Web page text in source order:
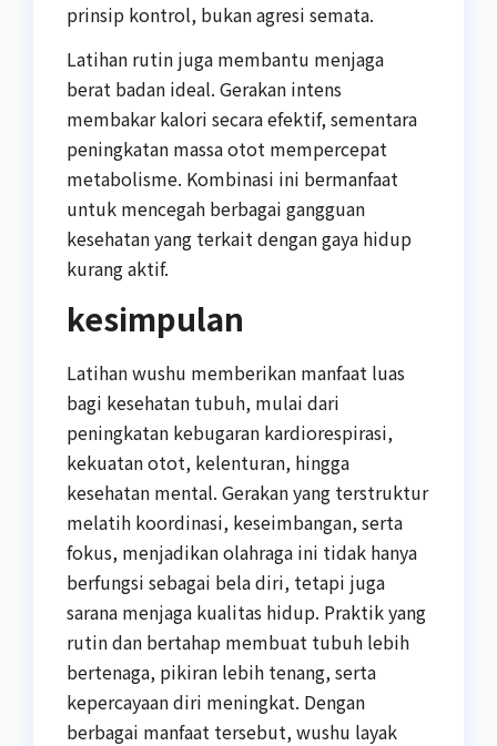
prinsip kontrol, bukan agresi semata.
Latihan rutin juga membantu menjaga
berat badan ideal. Gerakan intens
membakar kalori secara efektif, sementara
peningkatan massa otot mempercepat
metabolisme. Kombinasi ini bermanfaat
untuk mencegah berbagai gangguan
kesehatan yang terkait dengan gaya hidup
kurang aktif.
kesimpulan
Latihan wushu memberikan manfaat luas
bagi kesehatan tubuh, mulai dari
peningkatan kebugaran kardiorespirasi,
kekuatan otot, kelenturan, hingga
kesehatan mental. Gerakan yang terstruktur
melatih koordinasi, keseimbangan, serta
fokus, menjadikan olahraga ini tidak hanya
berfungsi sebagai bela diri, tetapi juga
sarana menjaga kualitas hidup. Praktik yang
rutin dan bertahap membuat tubuh lebih
bertenaga, pikiran lebih tenang, serta
kepercayaan diri meningkat. Dengan
berbagai manfaat tersebut, wushu layak